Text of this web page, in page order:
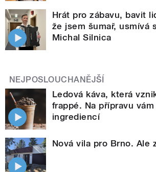
Hrát pro zábavu, bavit
že jsem šumař, usmívá
Michal Silnica
NEJPOSLOUCHANĚJŠÍ
Ledová káva, která
frappé. Na přípravu
ingrediencí
Nová vila pro Brno. Ale